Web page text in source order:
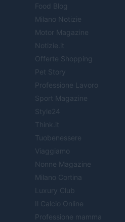
Food Blog
Milano Notizie
Motor Magazine
Notizie.it
Offerte Shopping
Pet Story
Professione Lavoro
Sport Magazine
Style24
Think.it
Tuobenessere
Viaggiamo
Nonne Magazine
Milano Cortina
Luxury Club
Il Calcio Online
Professione mamma